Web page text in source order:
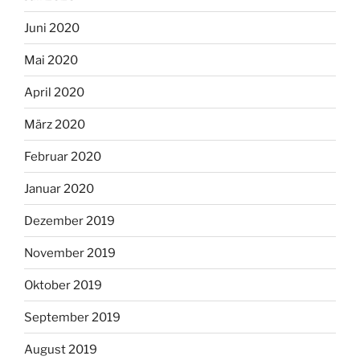
Juni 2020
Mai 2020
April 2020
März 2020
Februar 2020
Januar 2020
Dezember 2019
November 2019
Oktober 2019
September 2019
August 2019